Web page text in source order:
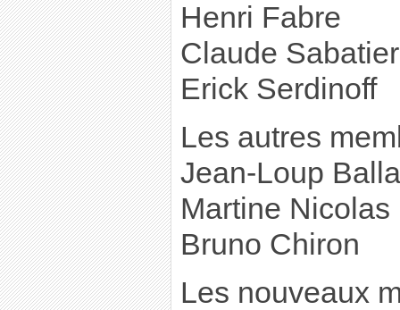
Henri Fabre
Claude Sabatier
Erick Serdinoff
Les autres
Jean-Loup
Martine Nicolas
Bruno Chiron
Les nouveaux